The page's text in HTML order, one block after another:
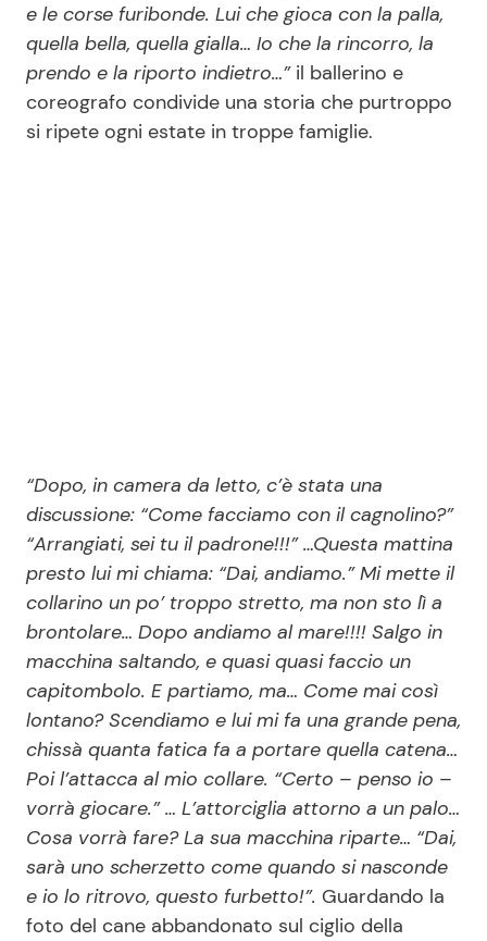
e le corse furibonde. Lui che gioca con la palla,
quella bella, quella gialla… Io che la rincorro, la
prendo e la riporto indietro…”il ballerino e
coreografo condivide una storia che purtroppo
si ripete ogni estate in troppe famiglie.
“Dopo, in camera da letto, c’è stata una
discussione: “Come facciamo con il cagnolino?”
“Arrangiati, sei tu il padrone!!!” …Questa mattina
presto lui mi chiama: “Dai, andiamo.” Mi mette il
collarino un po’ troppo stretto, ma non sto lì a
brontolare… Dopo andiamo al mare!!!! Salgo in
macchina saltando, e quasi quasi faccio un
capitombolo. E partiamo, ma… Come mai così
lontano? Scendiamo e lui mi fa una grande pena,
chissà quanta fatica fa a portare quella catena…
Poi l’attacca al mio collare. “Certo – penso io –
vorrà giocare.” … L’attorciglia attorno a un palo…
Cosa vorrà fare? La sua macchina riparte… “Dai,
sarà uno scherzetto come quando si nasconde
e io lo ritrovo, questo furbetto!”. Guardando la
foto del cane abbandonato sul ciglio della